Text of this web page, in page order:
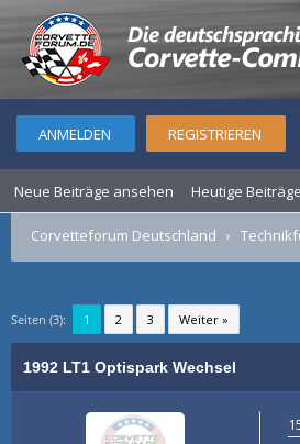
ANMELDEN REGISTRIEREN
Neue Beiträge ansehen Heutige
Corvetteforum Deutschland ›
Seiten (3): 1 2 3 Weiter »
1992 LT1 Optispark Wechsel